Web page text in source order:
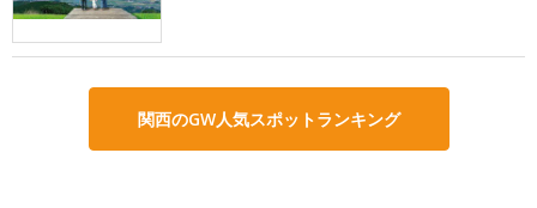
関西のGW人気スポットランキング